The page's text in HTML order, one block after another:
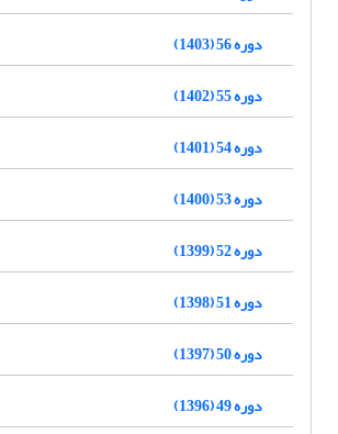
دوره 56 (1403)
دوره 55 (1402)
دوره 54 (1401)
دوره 53 (1400)
دوره 52 (1399)
دوره 51 (1398)
دوره 50 (1397)
دوره 49 (1396)